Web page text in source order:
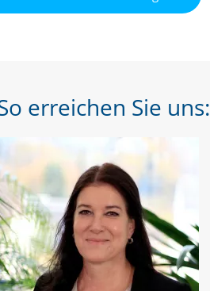
erreichen Sie uns: